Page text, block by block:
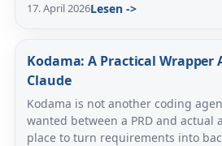
17. April 2026Lesen ->
Kodama: A Practical Wrapper
Claude
Kodama is not another coding
wanted between a PRD and actual
place to turn requirements into